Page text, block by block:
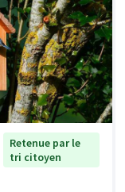
Retenue par le
tri citoyen